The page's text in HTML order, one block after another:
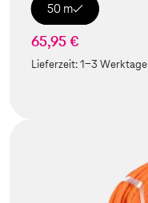
50 m
65,95 €
Lieferzeit:1-3 Werktage